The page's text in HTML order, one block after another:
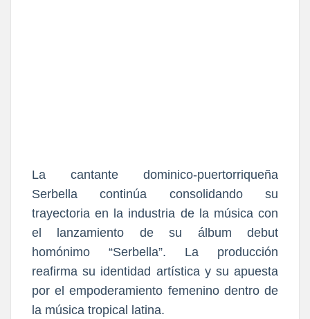
La cantante dominico-puertorriqueña
Serbella continúa consolidando su
trayectoria en la industria de la música con
el lanzamiento de su álbum debut
homónimo “Serbella”. La producción
reafirma su identidad artística y su apuesta
por el empoderamiento femenino dentro de
la música tropical latina.